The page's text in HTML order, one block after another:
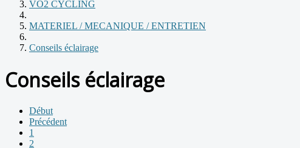
VO2 CYCLING
MATERIEL / MECANIQUE / ENTRETIEN
Conseils éclairage
Conseils éclairage
Début
Précédent
1
2